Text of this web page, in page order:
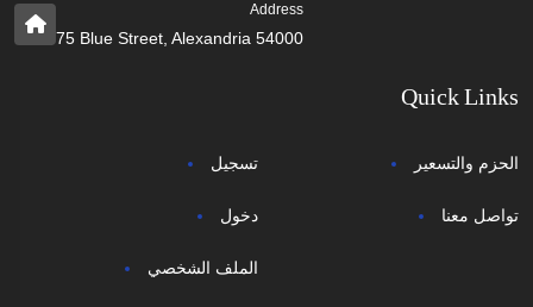
Address
75 Blue Street, Alexandria 54000
Quick Links
تسجيل
دخول
الملف الشخصي
الحزم والتسعير
تواصل معنا